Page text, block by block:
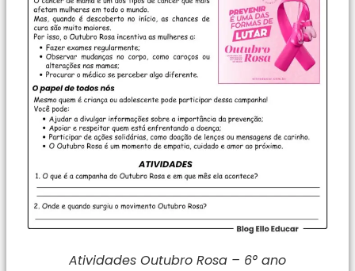
Atividades Outubro Rosa – 6° ano